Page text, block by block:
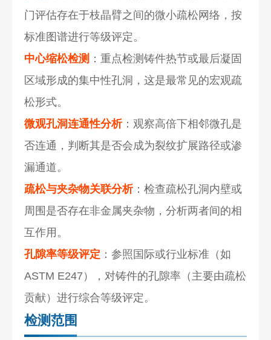
门评估存在于枝晶臂之间的微小疏松网络，按
标准图谱进行等级评定。
中心缩松检测 ：重点检测铸件热节或最后凝固
区域形成的集中性孔洞，这是最常见的宏观疏
松形式。
微观孔洞连通性分析：观察高倍下相邻微孔是
否连通，判断其是否会成为裂纹扩展路径或渗
漏通道。
疏松与夹杂物关联分析：检查疏松孔洞内壁或
周围是否存在非金属夹杂物，分析两者间的相
互作用。
孔隙率等级评定 ：参照国际或行业标准（如
ASTM E247），对铸件的孔隙率（主要由疏松
贡献）进行综合等级评定。
检测范围